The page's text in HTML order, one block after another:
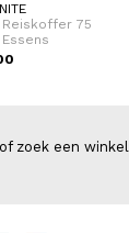
75
zoek een winkel